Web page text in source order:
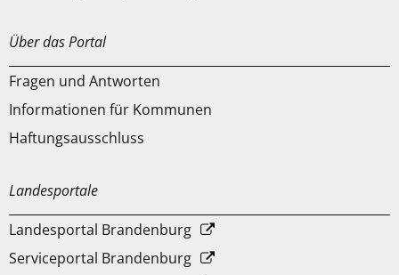
Über das Portal
Fragen und Antworten
Informationen für Kommunen
Haftungsausschluss
Landesportale
Landesportal Brandenburg
Serviceportal Brandenburg